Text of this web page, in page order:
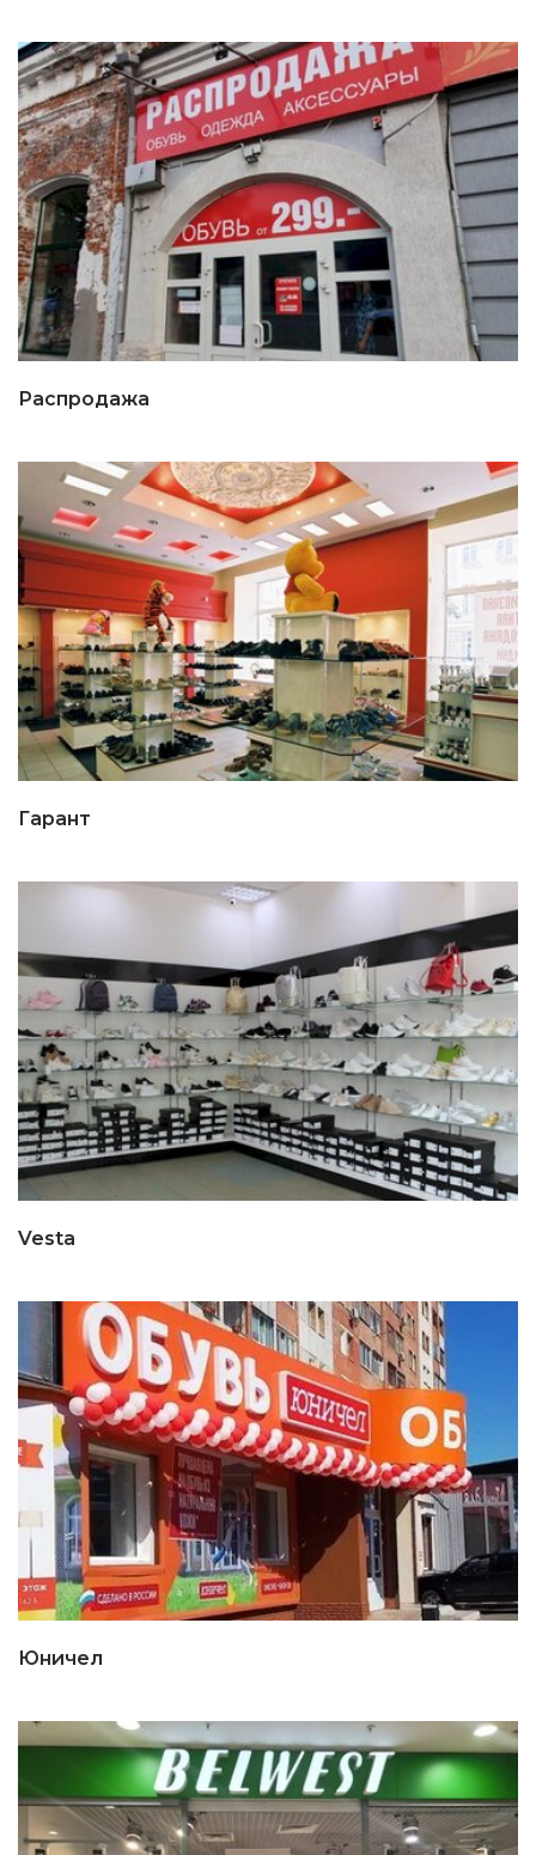
Распродажа
Гарант
Vesta
Юничел